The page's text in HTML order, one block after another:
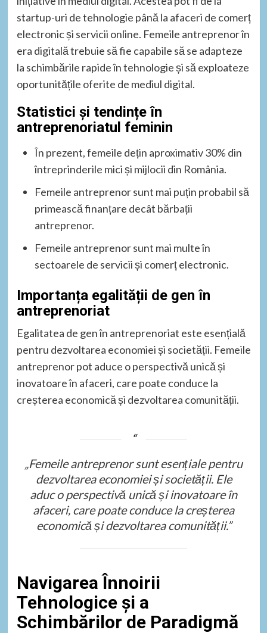
startup-uri de tehnologie până la afaceri de comerț
electronic și servicii online. Femeile antreprenor în
era digitală trebuie să fie capabile să se adapteze
la schimbările rapide în tehnologie și să exploateze
oportunitățile oferite de mediul digital.
Statistici și tendințe în
antreprenoriatul feminin
În prezent, femeile dețin aproximativ 30% din
întreprinderile mici și mijlocii din România.
Femeile antreprenor sunt mai puțin probabil să
primească finanțare decât bărbații
antreprenor.
Femeile antreprenor sunt mai multe în
sectoarele de servicii și comerț electronic.
Importanța egalității de gen în
antreprenoriat
Egalitatea de gen în antreprenoriat este esențială
pentru dezvoltarea economiei și societății. Femeile
antreprenor pot aduce o perspectivă unică și
inovatoare în afaceri, care poate conduce la
creșterea economică și dezvoltarea comunității.
„Femeile antreprenor sunt esențiale pentru
dezvoltarea economiei și societății. Ele
aduc o perspectivă unică și inovatoare în
afaceri, care poate conduce la creșterea
economică și dezvoltarea comunității.”
Navigarea Înnoirii
Tehnologice și a
Schimbărilor de Paradigmă